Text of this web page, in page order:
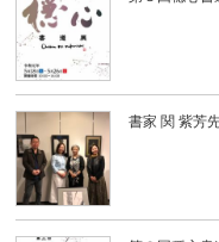
書家 関 紫芳